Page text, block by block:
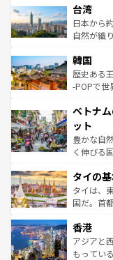
人々、お
ク、伝統
っている
はコンテ
リアリー
ク）、タ
ど、見ど
いる。ア
ビング、
い。オー
参照して
台湾
日本から
自然が織
ン）、静
と山間の
驚きをも
容にもい
照してほ
韓国
歴史ある
-POPで世
き、地方
できる。
まで、さ
らではの
覧 を参照
ベトナ
ット
豊かな自
く伸びる
急速な発
ーチミン
醸し出し
とつ。フ
ひ現地で
が旅行者
タイの
タイは、
国だ。首
の活気が
帯で自然
いビーチ
香港
アジアと
もってい